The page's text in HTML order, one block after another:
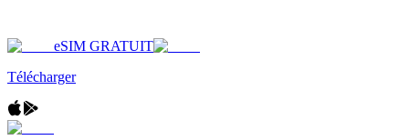
eSIM GRATUIT
Télécharger